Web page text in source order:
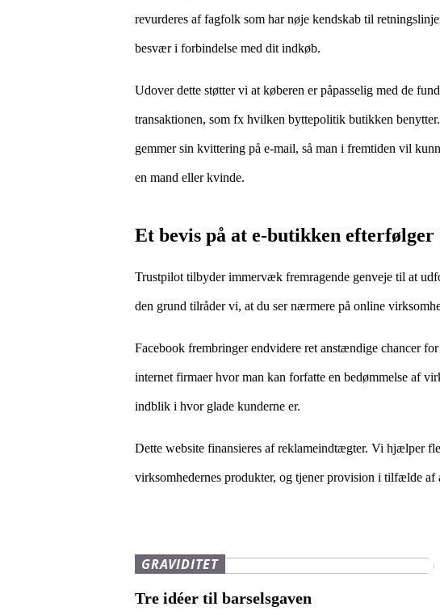
revurderes af fagfolk som har nøje kendskab til
besvær i forbindelse med dit indkøb.
Udover dette støtter vi at køberen er påpasselig med de
transaktionen, som fx hvilken byttepolitik butikken
gemmer sin kvittering på e-mail, så man i fremtiden vil
en mand eller kvinde.
Et bevis på at e-butikken
Trustpilot tilbyder immervæk fremragende genveje til at
den grund tilråder vi, at du ser nærmere på online
Facebook frembringer endvidere ret anstændige chancer
internet firmaer hvor man kan forfatte en bedømmelse af
indblik i hvor glade kunderne er.
Dette website finansieres af reklameindtægter. Vi hjælper
virksomhedernes produkter, og tjener provision i tilfælde af
GRAVIDITET
Tre idéer til barselsgaven